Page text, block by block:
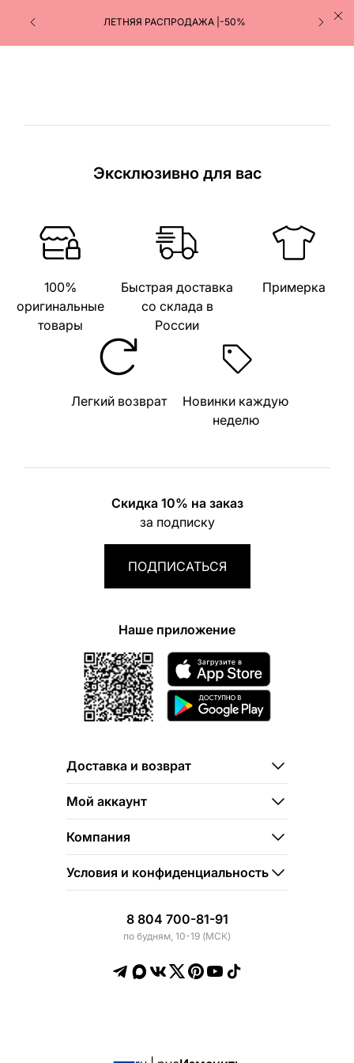
ЛЕТНЯЯ РАСПРОДАЖА |-50%
Эксклюзивно для вас
100%
оригинальные
товары
Быстрая доставка
со склада в
России
Примерка
Легкий возврат
Новинки каждую
неделю
Скидка 10% на заказ
за подписку
ПОДПИСАТЬСЯ
Наше приложение
Доставка и возврат
Мой аккаунт
Компания
Условия и конфиденциальность
8 804 700-81-91
по будням, 10-19 (МСК)